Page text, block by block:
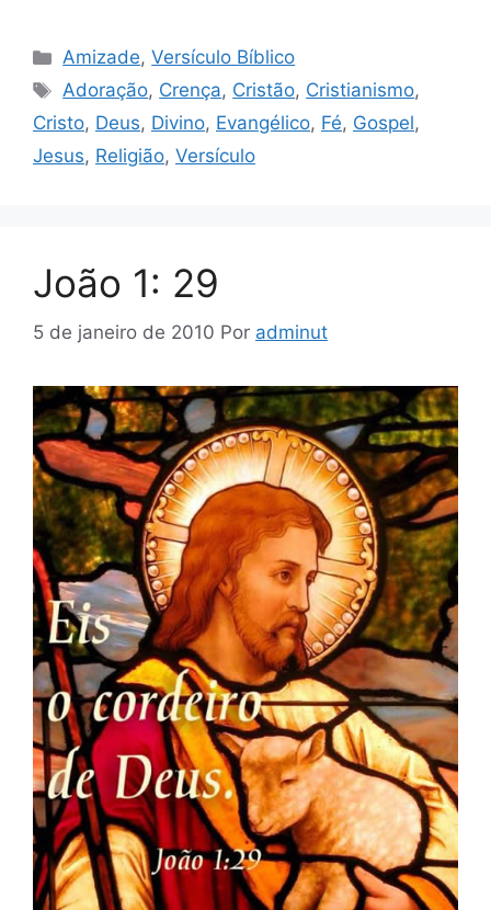
Categorias
Amizade,Versículo Bíblico
Tags
Adoração, Crença, Cristão, Cristianismo,
Cristo, Deus, Divino, Evangélico, Fé, Gospel,
Jesus, Religião, Versículo
João 1: 29
5 de janeiro de 2010 Por adminut